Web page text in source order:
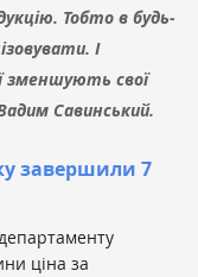
Тобто в будь-
І
зменшують свої
Савинський.
завершили 7
ціна за